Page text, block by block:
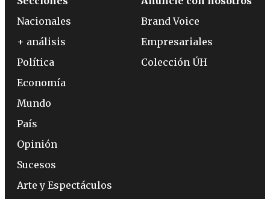
Nacionales
+ análisis
Política
Economía
Mundo
País
Opinión
Sucesos
Arte y Espectáculos
Brand Voice
Empresariales
Colección ÚH